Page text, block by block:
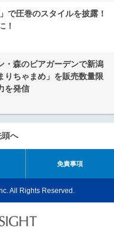
で圧巻のスタイルを披露！
！
・森のビアガーデンで新潟
りちゃまめ」を販売数量限
を発信
頭へ
免責事項
All Rights Reserved.